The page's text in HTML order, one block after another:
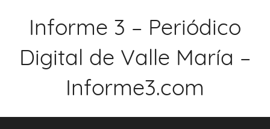
Informe 3 – Periódico
Digital de Valle María –
Informe3.com